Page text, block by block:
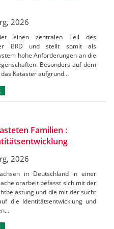
2026
einen zentralen Teil des
der BRD und stellt somit als
hohe Anforderungen an die
Besonders auf dem
Kataster aufgrund…
Familien :
2026
in Deutschland in einer
befasst sich mit der
und die mit der sucht
die Identitätsentwicklung und